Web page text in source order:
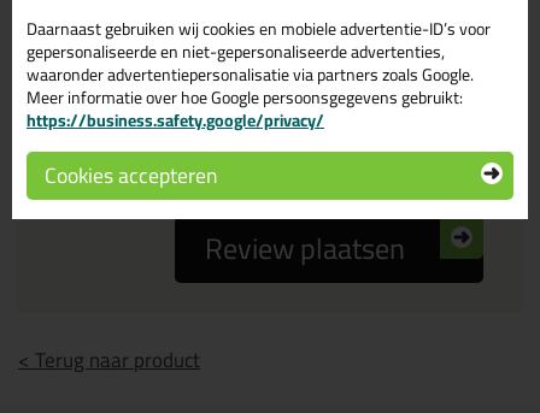
Beoordeling
Zou jij dit product aanbevelen bij anderen?
ja
nee
Review plaatsen
< Terug naar product
Daarnaast gebruiken wij cookies en mobiele advertentie-ID’s voor
gepersonaliseerde en niet-gepersonaliseerde advertenties,
waaronder advertentiepersonalisatie via partners zoals Google.
Meer informatie over hoe Google persoonsgegevens gebruikt:
https://business.safety.google/privacy/
Cookies accepteren